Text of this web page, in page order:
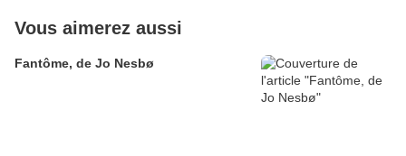
Vous aimerez aussi
Fantôme, de Jo Nesbø